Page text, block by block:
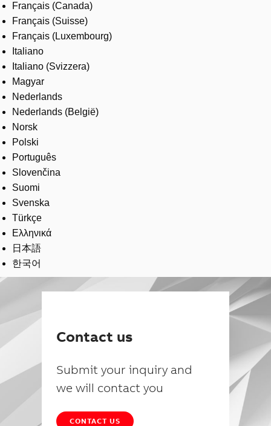
Français (Canada)
Français (Suisse)
Français (Luxembourg)
Italiano
Italiano (Svizzera)
Magyar
Nederlands
Nederlands (België)
Norsk
Polski
Português
Slovenčina
Suomi
Svenska
Türkçe
Ελληνικά
日本語
한국어
Contact us
Submit your inquiry and
we will contact you
CONTACT US